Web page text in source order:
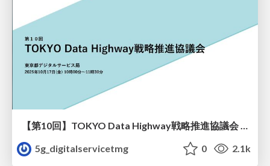
【第10回】TOKYO Data Highway戦略推進協議会 会議資料
5g_digitalservicetmg
0 2.1k